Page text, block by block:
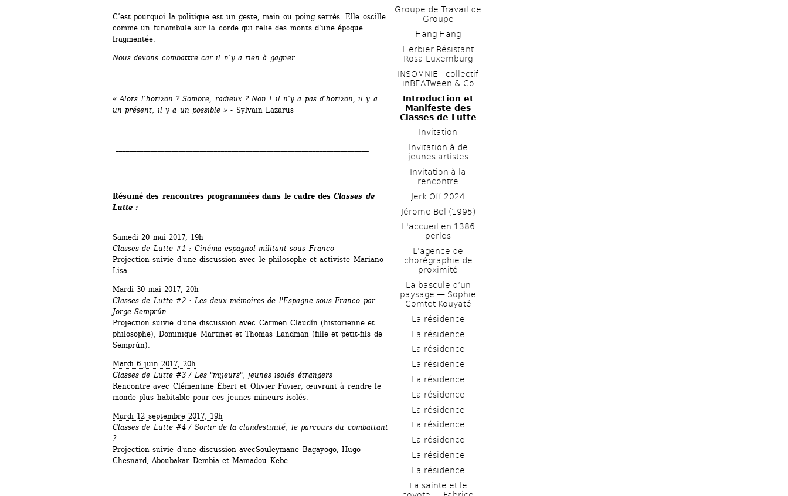
C’est pourquoi la politique est un geste, main ou poing serrés. Elle oscille
comme un funambule sur la corde qui relie des monts d’une époque
fragmentée.
Nous devons combattre car il n’y a rien à gagner.
« Alors l’horizon ? Sombre, radieux ? Non ! il n’y a pas d’horizon, il y a
un présent, il y a un possible » - Sylvain Lazarus
Résumé des rencontres programmées dans le cadre des Classes de
Lutte :
Samedi 20 mai 2017, 19h
Classes de Lutte #1 : Cinéma espagnol militant sous Franco
Projection suivie d'une discussion avec le philosophe et activiste Mariano
Lisa
Mardi 30 mai 2017, 20h
Classes de Lutte #2 : Les deux mémoires de l'Espagne sous Franco par
Jorge Semprún
Projection suivie d'une discussion avec Carmen Claudín (historienne et
philosophe), Dominique Martinet et Thomas Landman (fille et petit-fils de
Semprún).
Mardi 6 juin 2017, 20h
Classes de Lutte #3 / Les "mijeurs", jeunes isolés étrangers
Rencontre avec Clémentine Ébert et Olivier Favier, œuvrant à rendre le
monde plus habitable pour ces jeunes mineurs isolés.
Mardi 12 septembre 2017, 19h
Classes de Lutte #4 / Sortir de la clandestinité, le parcours du combattant
?
Projection suivie d'une discussion avecSouleymane Bagayogo, Hugo
Chesnard, Aboubakar Dembia et Mamadou Kebe.
Groupe de Travail de
Groupe
Hang Hang
Herbier Résistant
Rosa Luxemburg
INSOMNIE - collectif
inBEATween & Co
Introduction et
Manifeste des
Classes de Lutte
Invitation
Invitation à de
jeunes artistes
Invitation à la
rencontre
Jerk Off 2024
Jérome Bel (1995)
L'accueil en 1386
perles
L'agence de
chorégraphie de
proximité
La bascule d’un
paysage — Sophie
Comtet Kouyaté
La résidence
La résidence
La résidence
La résidence
La résidence
La résidence
La résidence
La résidence
La résidence
La résidence
La résidence
La sainte et le